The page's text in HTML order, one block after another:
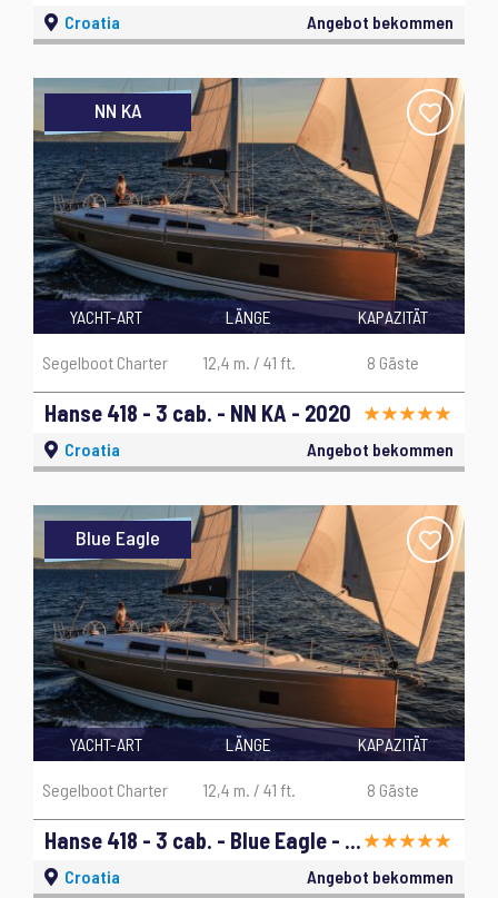
Croatia Angebot bekommen
NN KA
Hanse 418 - 3 cab. - NN KA - 2020
YACHT-ART
Segelboot Charter
LÄNGE
12,4 m. / 41 ft.
KAPAZITÄT
8 Gäste
Croatia Angebot bekommen
Blue Eagle
Hanse 418 - 3 cab. - Blue Eagle - 2019
YACHT-ART
Segelboot Charter
LÄNGE
12,4 m. / 41 ft.
KAPAZITÄT
8 Gäste
Croatia Angebot bekommen